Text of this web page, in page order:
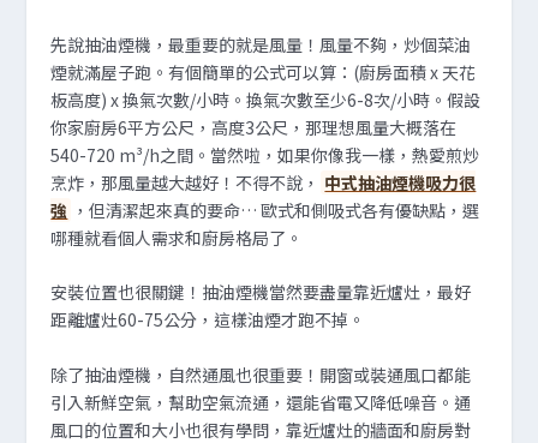
先說抽油煙機，最重要的就是風量！風量不夠，炒個菜油
煙就滿屋子跑。有個簡單的公式可以算：(廚房面積 x 天花
板高度) x 換氣次數/小時。換氣次數至少6-8次/小時。假設
你家廚房6平方公尺，高度3公尺，那理想風量大概落在
540-720 m³/h之間。當然啦，如果你像我一樣，熱愛煎炒
烹炸，那風量越大越好！不得不說， 中式抽油煙機吸力很
強 ，但清潔起來真的要命… 歐式和側吸式各有優缺點，選
哪種就看個人需求和廚房格局了。
安裝位置也很關鍵！抽油煙機當然要盡量靠近爐灶，最好
距離爐灶60-75公分，這樣油煙才跑不掉。
除了抽油煙機，自然通風也很重要！開窗或裝通風口都能
引入新鮮空氣，幫助空氣流通，還能省電又降低噪音。通
風口的位置和大小也很有學問，靠近爐灶的牆面和廚房對